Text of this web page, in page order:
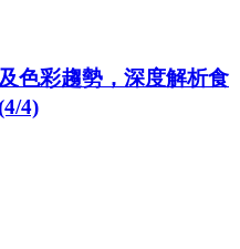
色彩趨勢，深度解析食
4)